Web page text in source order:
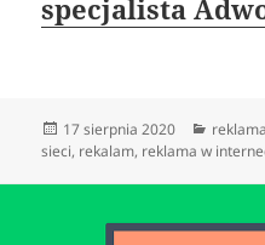
specjalista
Data
publikacji
17 sierpnia 2020
sieci, rekalam, reklama w